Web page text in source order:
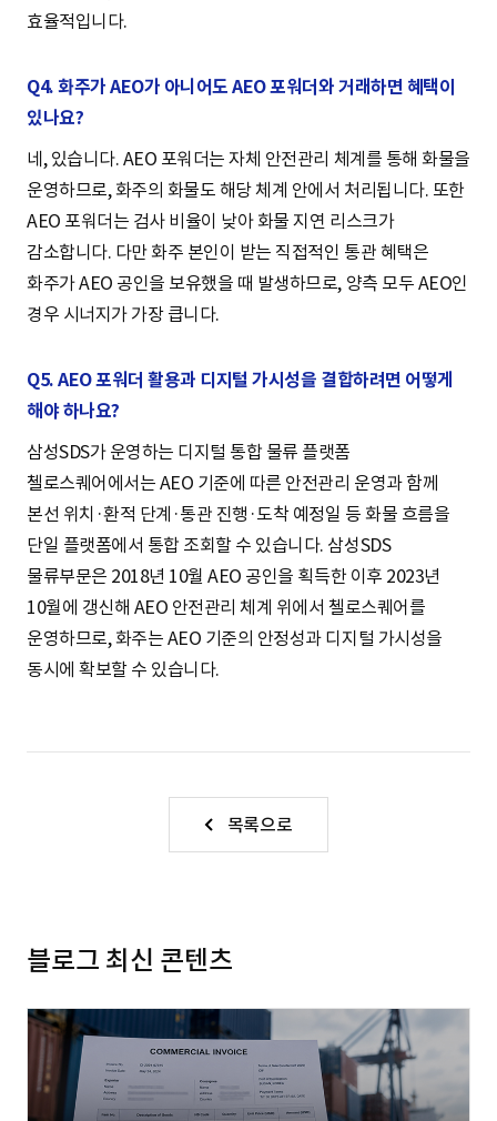
효율적입니다.
Q4. 화주가 AEO가 아니어도 AEO 포워더와 거래하면 혜택이
있나요?
네, 있습니다. AEO 포워더는 자체 안전관리 체계를 통해 화물을
운영하므로, 화주의 화물도 해당 체계 안에서 처리됩니다. 또한
AEO 포워더는 검사 비율이 낮아 화물 지연 리스크가
감소합니다. 다만 화주 본인이 받는 직접적인 통관 혜택은
화주가 AEO 공인을 보유했을 때 발생하므로, 양측 모두 AEO인
경우 시너지가 가장 큽니다.
Q5. AEO 포워더 활용과 디지털 가시성을 결합하려면 어떻게
해야 하나요?
삼성SDS가 운영하는 디지털 통합 물류 플랫폼
첼로스퀘어에서는 AEO 기준에 따른 안전관리 운영과 함께
본선 위치·환적 단계·통관 진행·도착 예정일 등 화물 흐름을
단일 플랫폼에서 통합 조회할 수 있습니다. 삼성SDS
물류부문은 2018년 10월 AEO 공인을 획득한 이후 2023년
10월에 갱신해 AEO 안전관리 체계 위에서 첼로스퀘어를
운영하므로, 화주는 AEO 기준의 안정성과 디지털 가시성을
동시에 확보할 수 있습니다.
목록으로
블로그 최신 콘텐츠